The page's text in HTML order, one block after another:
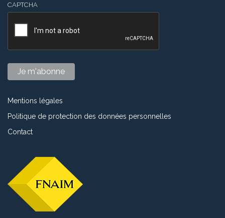
CAPTCHA
Mentions légales
Politique de protection des données personnelles
Contact